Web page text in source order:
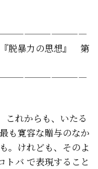
『脱暴力の思想』 第
これからも、いたる
も寛容な贈与のなか
。けれども、そのよ
トバ で表現すること